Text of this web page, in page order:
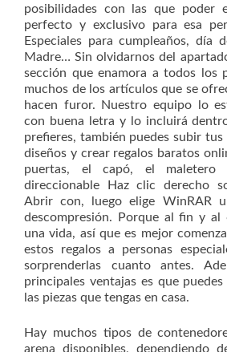
posibilidades con las que poder
perfecto y exclusivo para esa
Especiales para cumpleaños, día
Madre… Sin olvidarnos del
sección que enamora a todos los
muchos de los artículos que se
hacen furor. Nuestro equipo lo
con buena letra y lo incluirá
prefieres, también puedes subir tus
diseños y crear regalos baratos
puertas, el capó, el
direccionable Haz clic derecho
Abrir con, luego elige WinRAR
descompresión. Porque al fin y al
una vida, así que es mejor
estos regalos a personas
sorprenderlas cuanto antes.
principales ventajas es que
las piezas que tengas en casa.
Hay muchos tipos de
arena disponibles, dependiendo